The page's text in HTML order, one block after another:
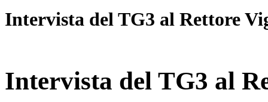
Intervista del TG3 al Rettore
Intervista del TG3 al